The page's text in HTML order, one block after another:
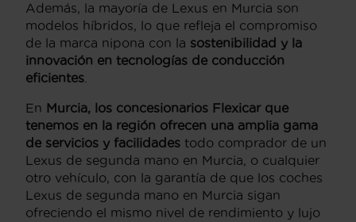
Además, la mayoría de Lexus en Murcia son
modelos híbridos, lo que refleja el compromiso
de la marca nipona con la sostenibilidad y la
innovación en tecnologías de conducción
eficientes
En Murcia, los concesionarios Flexicar que
tenemos en la región ofrecen una amplia gama
de servicios y facilidades todo comprador de un
Lexus de segunda mano en Murcia, o cualquier
otro vehículo, con la garantía de que los coches
Lexus de segunda mano en Murcia sigan
ofreciendo el mismo nivel de rendimiento y lujo